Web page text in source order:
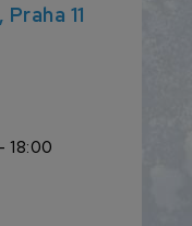
11
18:00